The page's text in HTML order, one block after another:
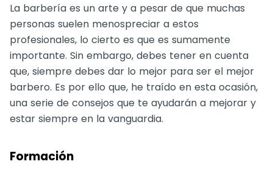
La barbería es un arte y a pesar de que muchas
personas suelen menospreciar a estos
profesionales, lo cierto es que es sumamente
importante. Sin embargo, debes tener en cuenta
que, siempre debes dar lo mejor para ser el mejor
barbero. Es por ello que, he traído en esta ocasión,
una serie de consejos que te ayudarán a mejorar y
estar siempre en la vanguardia.
Formación